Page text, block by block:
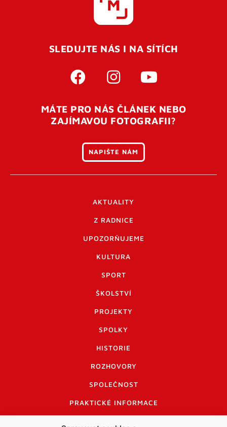
SLEDUJTE NÁS I NA SÍTÍCH
MÁTE PRO NÁS ČLÁNEK NEBO
ZAJÍMAVOU FOTOGRAFII?
NAPIŠTE NÁM
AKTUALITY
Z RADNICE
UPOZORŇUJEME
KULTURA
SPORT
ŠKOLSTVÍ
PROJEKTY
SPOLKY
HISTORIE
ROZHOVORY
SPOLEČNOST
PRAKTICKÉ INFORMACE